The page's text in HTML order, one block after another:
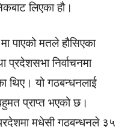
लिएका हौ।
पाएको मतले हौसिएका
प्रदेशसभा निर्वाचनमा
थिए। यो गठबन्धनलाई
प्राप्त भएको छ।
मधेसी गठबन्धनले ३५